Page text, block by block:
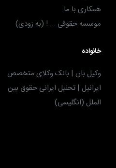
همکاری با ما
موسسه حقوقی ... ! (به زودی)
خانواده
وکیل بان | بانک وکلای متخصص
ایرانیل | تحلیل ایرانی حقوق بین
الملل (انگلیسی)